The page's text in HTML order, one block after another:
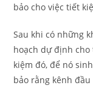
bảo cho việc tiết
Sau khi có những
hoạch dự định
kiệm đó, để nó
bảo rằng kênh